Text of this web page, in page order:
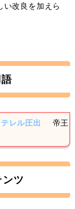
い改良を加えら
レル圧出
帝王
ツ